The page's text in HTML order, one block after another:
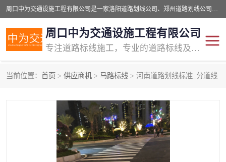
周口中为交通设施工程有限公司是一家洛阳道路划线公司、郑州道路划线公司、平顶山道路车位划线公司、开封车位划线公司、许昌道路车位划线公司、漯河道路车位划线公司，公司始终坚持“诚信、匠心、专注”的宗旨；我们的经营理念是：的服务。
周口中为交通设施工程有限公司
专注道路标线施工，专业的道路标线及交通设施施工服务商!
当前位置： 首页 > 供应商机 > 马路标线 > 河南道路划线标准_分道线
道路标线划线 马路标线
道路划线